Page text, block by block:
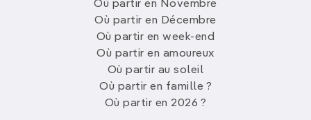
Où partir en Novembre
Où partir en Décembre
Où partir en week-end
Où partir en amoureux
Où partir au soleil
Où partir en famille ?
Où partir en 2026 ?